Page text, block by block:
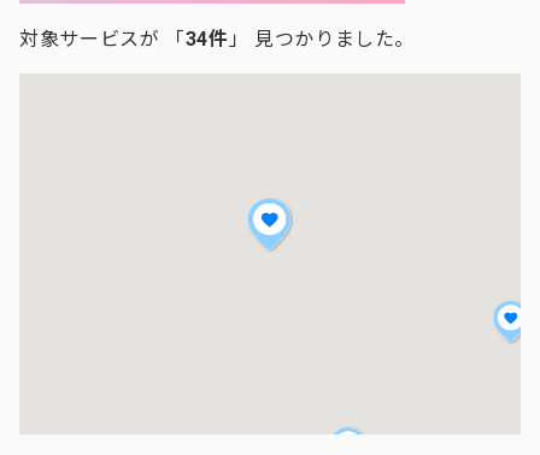
対象サービスが 「34件 」 見つかりました。